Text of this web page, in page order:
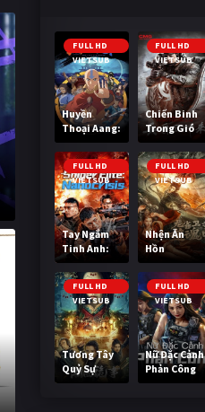
FULL HD
VIETSUB
Huyền
Thoại Aang:
Tiết Khí Sư
Cuối Cùng
FULL HD
VIETSUB
Chiến Binh
Trong Gió
FULL HD
VIETSUB
Tay Ngắm
Tinh Anh:
Nguy Cơ
Nano
FULL HD
VIETSUB
Nhện Ăn
Hồn
FULL HD
VIETSUB
Tương Tây
Quỷ Sự
FULL HD
VIETSUB
Nữ Đặc Cảnh
Phản Công